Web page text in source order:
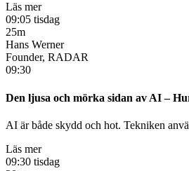
Läs mer
09:05 tisdag
25m
Hans Werner
Founder, RADAR
09:30
Den ljusa och mörka sidan av AI –
AI är både skydd och hot. Tekniken
Läs mer
09:30 tisdag